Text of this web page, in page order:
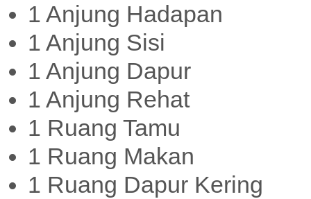
1 Anjung Hadapan
1 Anjung Sisi
1 Anjung Dapur
1 Anjung Rehat
1 Ruang Tamu
1 Ruang Makan
1 Ruang Dapur Kering